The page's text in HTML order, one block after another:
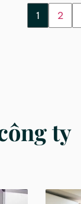
1 2
ty